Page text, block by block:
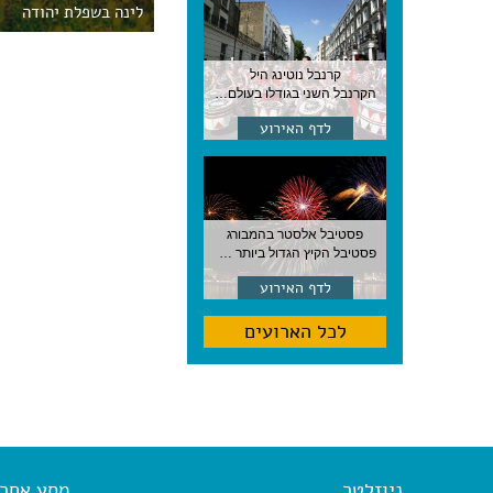
קרנבל נוטינג היל
הקרנבל השני בגודלו בעולם, עם מוזיקה, תהלוכות ותחפושות. לונדון
לדף האירוע
פסטיבל אלסטר בהמבורג
פסטיבל הקיץ הגדול ביותר בהמבורג, סוף אוגוסט, גרמניה
לדף האירוע
לכל הארועים
לינה בשפלת יהודה